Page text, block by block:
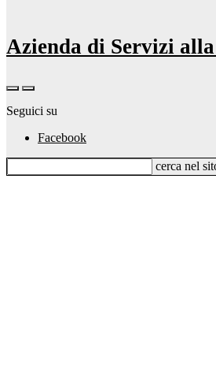
Azienda di Servizi
Seguici su
Facebook
cerca nel